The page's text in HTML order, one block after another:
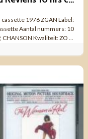
1976 ZGAN Label:
Aantal nummers: 10
CHANSON Kwaliteit: ZO ...